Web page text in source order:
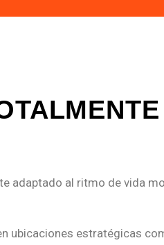
adaptado al ritmo de vida
ubicaciones estratégicas